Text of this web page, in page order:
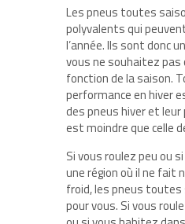
Les pneus toutes
polyvalents qui
l’année. Ils sont donc
vous ne souhaitez pas
fonction de la saison.
performance en hiver
des pneus hiver et
est moindre que celle
Si vous roulez peu ou
une région où il ne fait
froid, les pneus
pour vous. Si vous